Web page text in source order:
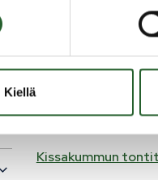
Kiellä
Paljakan
ja hieman
useamman
15 loma-asunto
Myös Hulminkuljun
Kissakummun